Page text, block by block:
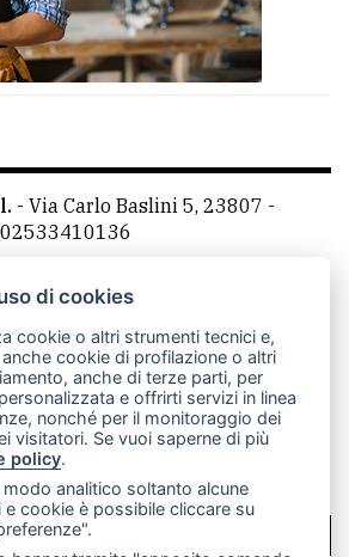
- Via Carlo Baslini 5, 23807 -
02533410136
LeccoOnline
RSS
policy
sui cookie
SCRIVICI
di cookies
cookie o altri strumenti tecnici e,
cookie di profilazione o altri
anche di terze parti, per
e offrirti servizi in linea
nonché per il monitoraggio dei
visitatori. Se vuoi saperne di più
policy.
modo analitico soltanto alcune
e cookie è possibile cliccare su